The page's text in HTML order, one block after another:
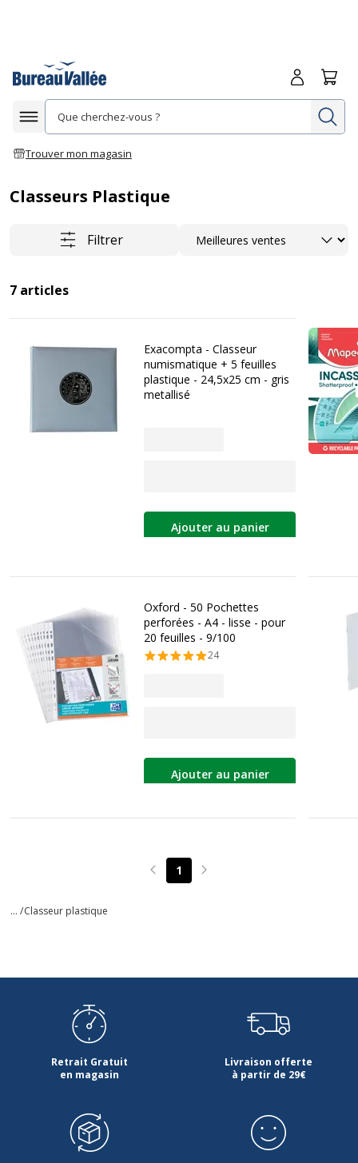
Afficher la navigation
Trouver mon magasin
Me
Classeurs Plastique
Filtrer Trier
7 articles
Exacompta - Classeur
numismatique + 5 feuilles
plastique - 24,5x25 cm - gris
metallisé
Ajouter au panier
Oxford - 50 Pochettes
perforées - A4 - lisse - pour
20 feuilles - 9/100
24
Ajouter au panier
Page précédente
1 Page suivante
... /Classeur plastique
Retrait Gratuit
en magasin
Livraison offerte
à partir de 29€